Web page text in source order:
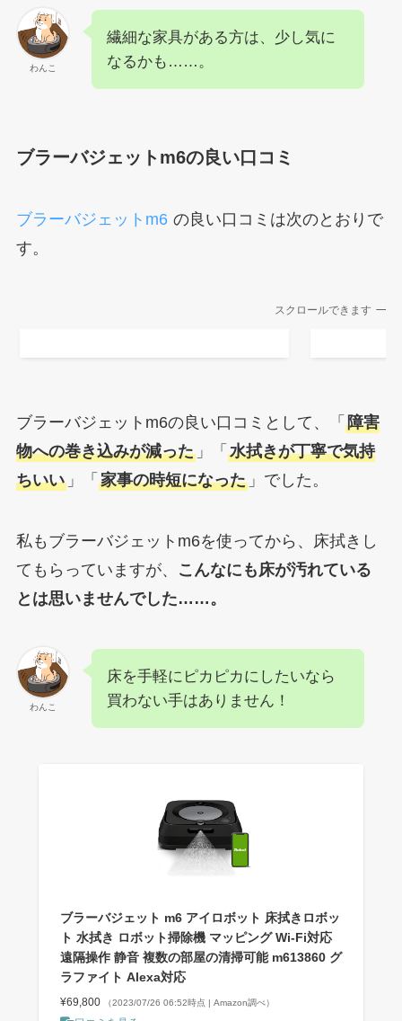
わんこ
繊細な家具がある方は、少し気に
なるかも……。
ブラーバジェットm6の良い口コミ
ブラーバジェットm6 の良い口コミは次のとおりで
す。
スクロールできます
ブラーバジェットm6の良い口コミとして、「 障害
物への巻き込みが減った」「 水拭きが丁寧で気持
ちいい」「 家事の時短になった」でした。
私もブラーバジェットm6を使ってから、床拭きし
てもらっていますが、
こんなにも床が汚れている
とは思いませんでした……。
わんこ
床を手軽にピカピカにしたいなら
買わない手はありません！
ブラーバジェット m6 アイロボット 床拭きロボッ
ト 水拭き ロボット掃除機 マッピング Wi-Fi対応
遠隔操作 静音 複数の部屋の清掃可能 m613860 グ
ラファイト Alexa対応
¥69,800 （2023/07/26 06:52時点 | Amazon調べ）